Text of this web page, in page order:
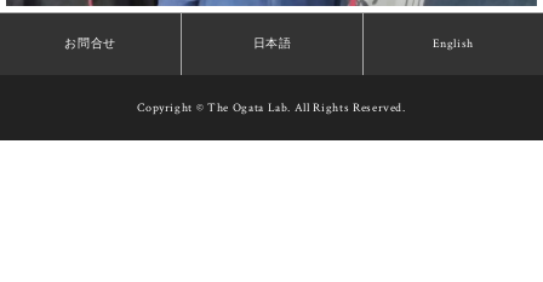
お問合せ 日本語 English
Copyright © The Ogata Lab. All Rights Reserved.